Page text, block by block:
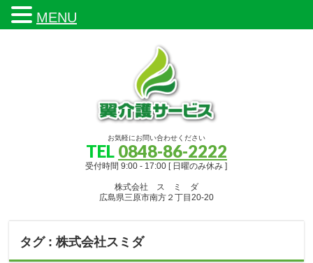
お気軽にお問い合わせください
TEL 0848-86-2222
受付時間 9:00 - 17:00 [ 日曜のみ休み ]
株式会社 ス ミ ダ
広島県三原市南方２丁目20-20
タグ : 株式会社スミダ
MENU